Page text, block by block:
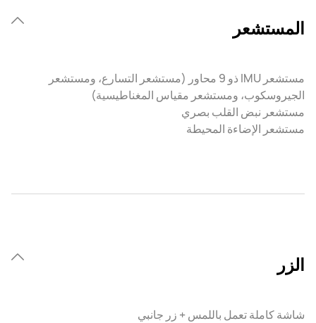
المستشعر
مستشعر IMU ذو 9 محاور (مستشعر التسارع، ومستشعر
الجيروسكوب، ومستشعر مقياس المغناطيسية)
مستشعر نبض القلب بصري
مستشعر الإضاءة المحيطة
الزر
شاشة كاملة تعمل باللمس + زر جانبي